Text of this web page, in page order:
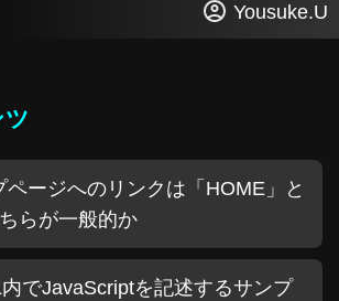
Yousuke.U
ページへのリンクは「HOME」と
らが一般的か
でJavaScriptを記述するサンプ